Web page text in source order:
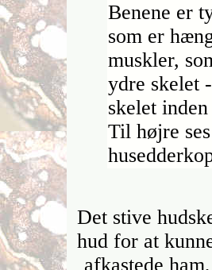
Benene er
som er
muskler,
ydre skelet
skelet
Til højre
Det stive
hud for at
afkastede